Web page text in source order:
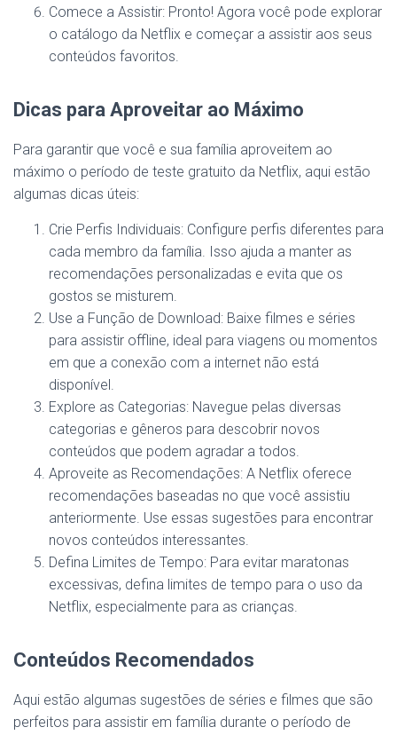
Comece a Assistir: Pronto! Agora você pode explorar
o catálogo da Netflix e começar a assistir aos seus
conteúdos favoritos.
Dicas para Aproveitar ao Máximo
Para garantir que você e sua família aproveitem ao
máximo o período de teste gratuito da Netflix, aqui estão
algumas dicas úteis:
Crie Perfis Individuais: Configure perfis diferentes para
cada membro da família. Isso ajuda a manter as
recomendações personalizadas e evita que os
gostos se misturem.
Use a Função de Download: Baixe filmes e séries
para assistir offline, ideal para viagens ou momentos
em que a conexão com a internet não está
disponível.
Explore as Categorias: Navegue pelas diversas
categorias e gêneros para descobrir novos
conteúdos que podem agradar a todos.
Aproveite as Recomendações: A Netflix oferece
recomendações baseadas no que você assistiu
anteriormente. Use essas sugestões para encontrar
novos conteúdos interessantes.
Defina Limites de Tempo: Para evitar maratonas
excessivas, defina limites de tempo para o uso da
Netflix, especialmente para as crianças.
Conteúdos Recomendados
Aqui estão algumas sugestões de séries e filmes que são
perfeitos para assistir em família durante o período de